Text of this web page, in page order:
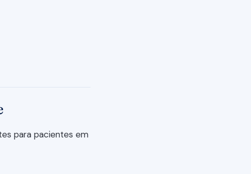
para pacientes em